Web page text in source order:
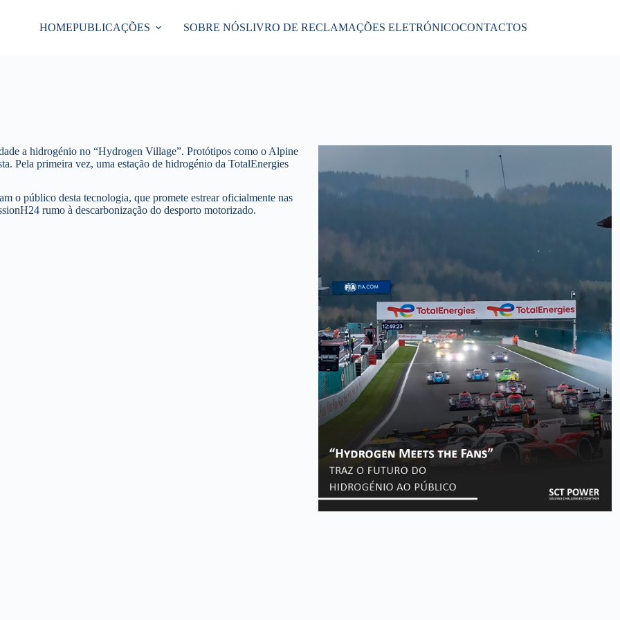
HOMEPUBLICAÇÕES SOBRE NÓSLIVRO DE RECLAMAÇÕES ELETRÓNICOCONTACTOS
a hidrogénio no “Hydrogen Village”. Protótipos como o Alpine
Pela primeira vez, uma estação de hidrogénio da TotalEnergies
o público desta tecnologia, que promete estrear oficialmente nas
rumo à descarbonização do desporto motorizado.